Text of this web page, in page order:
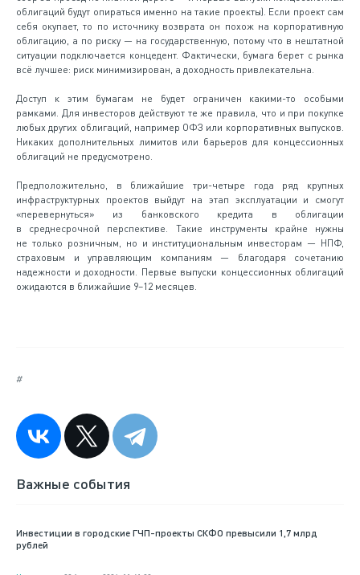
облигаций будут опираться именно на такие проекты). Если проект сам
себя окупает, то по источнику возврата он похож на корпоративную
облигацию, а по риску — на государственную, потому что в нештатной
ситуации подключается концедент. Фактически, бумага берет с рынка
всё лучшее: риск минимизирован, а доходность привлекательна.
Доступ к этим бумагам не будет ограничен какими-то особыми
рамками. Для инвесторов действуют те же правила, что и при покупке
любых других облигаций, например ОФЗ или корпоративных выпусков.
Никаких дополнительных лимитов или барьеров для концессионных
облигаций не предусмотрено.
Предположительно, в ближайшие три-четыре года ряд крупных
инфраструктурных проектов выйдут на этап эксплуатации и смогут
«перевернуться» из банковского кредита в облигации
в среднесрочной перспективе. Такие инструменты крайне нужны
не только розничным, но и институциональным инвесторам — НПФ,
страховым и управляющим компаниям — благодаря сочетанию
надежности и доходности. Первые выпуски концессионных облигаций
ожидаются в ближайшие 9–12 месяцев.
#
Важные события
Инвестиции в городские ГЧП-проекты СКФО превысили 1,7 млрд
рублей